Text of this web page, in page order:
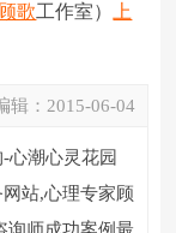
歌工作室）
上
辑： 2015-06-04
心潮心灵花园
站,心理专家顾